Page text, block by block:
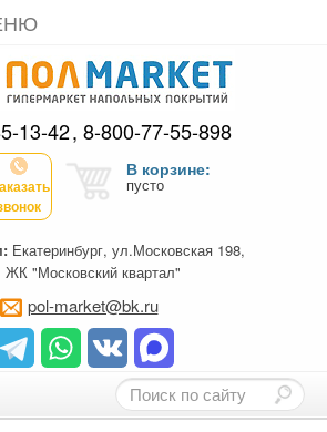
13-42 8-800-77-55-898
В корзине:
пусто
Екатеринбург, ул.Московская 198,
ЖК "Московский квартал"
pol-market@bk.ru